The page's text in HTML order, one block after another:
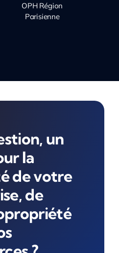
OPH Région
Parisienne
un
la
de votre
de